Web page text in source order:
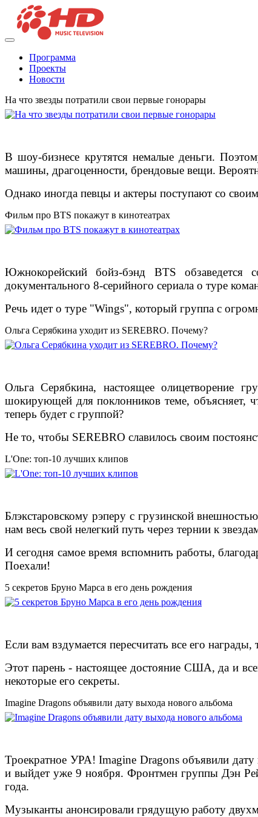
Программа
Проекты
Новости
На что звезды потратили свои первые гонорары
В шоу-бизнесе крутятся немалые деньги.
машины, драгоценности, брендовые вещи.
Однако иногда певцы и актеры поступают со
Фильм про BTS покажут в кинотеатрах
Южнокорейский бойз-бэнд BTS
документального 8-серийного сериала о туре
Речь идет о туре "Wings", который группа с
Ольга Серябкина уходит из SEREBRO. Почему?
Ольга Серябкина, настоящее олицетворение
шокирующей для поклонников теме, объясняет,
теперь будет с группой?
Не то, чтобы SEREBRO славилось своим
L'One: топ-10 лучших клипов
Блэкстаровскому рэперу с грузинской
нам весь свой нелегкий путь через тернии к
И сегодня самое время вспомнить работы,
Поехали!
5 секретов Бруно Марса в его день рождения
Если вам вздумается пересчитать все его
Этот парень - настоящее достояние США, да и
некоторые его секреты.
Imagine Dragons объявили дату выхода нового альбома
Троекратное УРА! Imagine Dragons объявили
и выйдет уже 9 ноября. Фронтмен группы Дэн
года.
Музыканты анонсировали грядущую работу